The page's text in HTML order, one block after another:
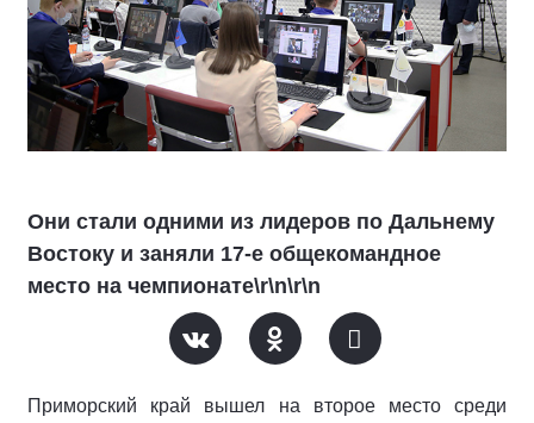
Они стали одними из лидеров по Дальнему
Востоку и заняли 17-е общекомандное
место на чемпионате\r\n\r\n
Приморский край вышел на второе место среди